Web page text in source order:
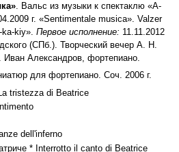
. Вальс из музыки к спектаклю «А-
г. «Sentimentale musica». Valzer
kiy». Первое исполнение: 11.11.2012
(СПб.). Творческий вечер А. Н.
Иван Александров, фортепиано.
для фортепиано. Соч. 2006 г.
tristezza di Beatrice
dell'inferno
* Interrotto il canto di Beatrice